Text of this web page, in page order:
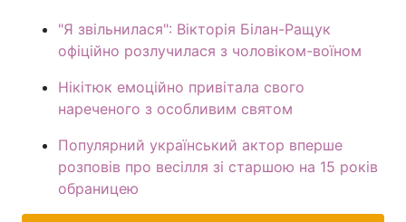
"Я звільнилася": Вікторія Білан-Ращук
офіційно розлучилася з чоловіком-воїном
Нікітюк емоційно привітала свого
нареченого з особливим святом
Популярний український актор вперше
розповів про весілля зі старшою на 15 років
обраницею